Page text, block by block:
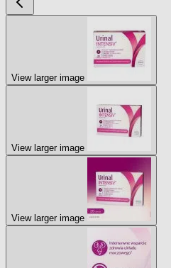
View larger image
View larger image
View larger image